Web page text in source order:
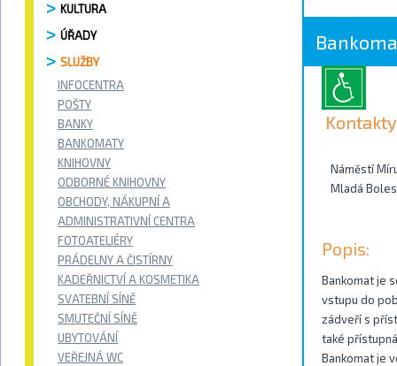
KULTURA
ÚŘADY
SLUŽBY
INFOCENTRA
POŠTY
BANKY
BANKOMATY
KNIHOVNY
ODBORNÉ KNIHOVNY
OBCHODY, NÁKUPNÍ A
ADMINISTRATIVNÍ CENTRA
FOTOATELIÉRY
PRÁDELNY A ČISTÍRNY
KADEŘNICTVÍ A KOSMETIKA
SVATEBNÍ SÍNĚ
SMUTEČNÍ SÍNĚ
UBYTOVÁNÍ
VEŘEJNÁ WC
Kontakty
Náměstí
Mladá
Popis:
Bankomat je
vstupu do
zádveří s
také
Bankomat je